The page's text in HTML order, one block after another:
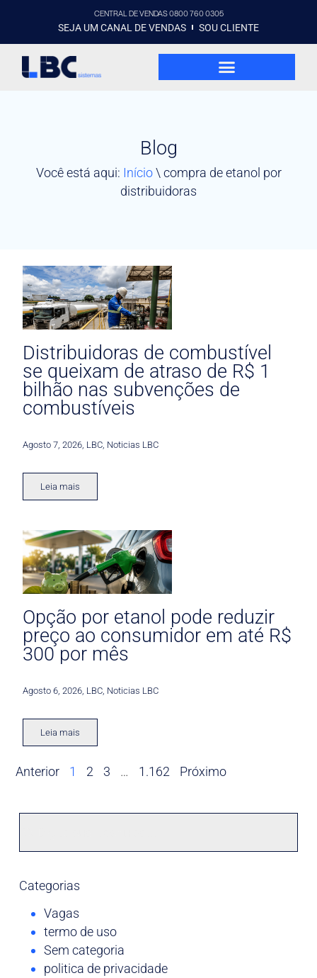
CENTRAL DE VENDAS 0800 760 0305
SEJA UM CANAL DE VENDAS SOU CLIENTE
Blog
Você está aqui: Início\ compra de etanol por
distribuidoras
Distribuidoras de combustível
se queixam de atraso de R$ 1
bilhão nas subvenções de
combustíveis
Agosto 7, 2026 LBC Noticias LBC
Leia mais
Opção por etanol pode reduzir
preço ao consumidor em até R$
300 por mês
Agosto 6, 2026 LBC Noticias LBC
Leia mais
Anterior 1 2 3 … 1.162 Próximo
Categorias
Vagas
termo de uso
Sem categoria
politica de privacidade